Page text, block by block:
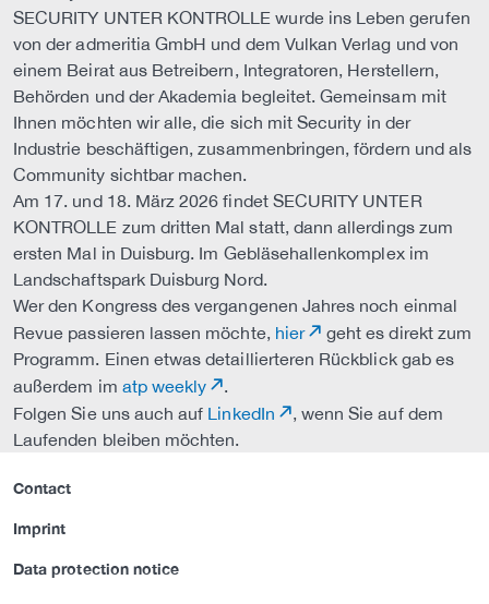
SECURITY UNTER KONTROLLE wurde ins Leben gerufen
von der admeritia GmbH und dem Vulkan Verlag und von
einem Beirat aus Betreibern, Integratoren, Herstellern,
Behörden und der Akademia begleitet. Gemeinsam mit
Ihnen möchten wir alle, die sich mit Security in der
Industrie beschäftigen, zusammenbringen, fördern und als
Community sichtbar machen.
Am 17. und 18. März 2026 findet SECURITY UNTER
KONTROLLE zum dritten Mal statt, dann allerdings zum
ersten Mal in Duisburg. Im Gebläsehallenkomplex im
Landschaftspark Duisburg Nord.
Wer den Kongress des vergangenen Jahres noch einmal
Revue passieren lassen möchte, hier
geht es direkt zum
Programm. Einen etwas detaillierteren Rückblick gab es
außerdem im atp weekly
Folgen Sie uns auch auf LinkedIn
, wenn Sie auf dem
Laufenden bleiben möchten.
Contact
Imprint
Data protection notice